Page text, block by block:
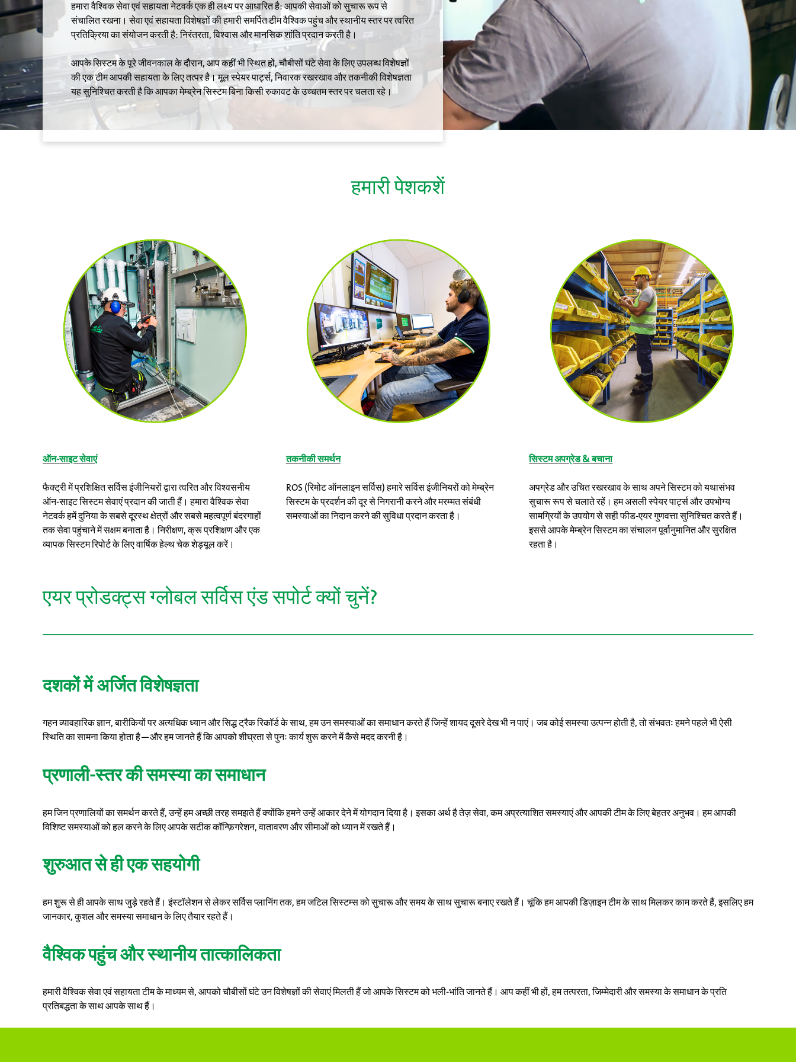
हमारा वैश्विक सेवा एवं सहायता नेटवर्क एक ही लक्ष्य पर आधारित है: आपकी सेवाओं को सुचारू रूप से
संचालित रखना। सेवा एवं सहायता विशेषज्ञों की हमारी समर्पित टीम वैश्विक पहुंच और स्थानीय स्तर पर त्वरित
प्रतिक्रिया का संयोजन करती है: निरंतरता, विश्वास और मानसिक शांति प्रदान करती है।
आपके सिस्टम के पूरे जीवनकाल के दौरान, आप कहीं भी स्थित हों, चौबीसों घंटे सेवा के लिए उपलब्ध विशेषज्ञों
की एक टीम आपकी सहायता के लिए तत्पर है। मूल स्पेयर पार्ट्स, निवारक रखरखाव और तकनीकी विशेषज्ञता
यह सुनिश्चित करती है कि आपका मेम्ब्रेन सिस्टम बिना किसी रुकावट के उच्चतम स्तर पर चलता रहे।
हमारी पेशकशें
ऑन-साइट सेवाएं
फैक्ट्री में प्रशिक्षित सर्विस इंजीनियरों द्वारा त्वरित और विश्वसनीय
ऑन-साइट सिस्टम सेवाएं प्रदान की जाती हैं। हमारा वैश्विक सेवा
नेटवर्क हमें दुनिया के सबसे दूरस्थ क्षेत्रों और सबसे महत्वपूर्ण बंदरगाहों
तक सेवा पहुंचाने में सक्षम बनाता है। निरीक्षण, क्रू प्रशिक्षण और एक
व्यापक सिस्टम रिपोर्ट के लिए वार्षिक हेल्थ चेक शेड्यूल करें।
तकनीकी समर्थन
ROS (रिमोट ऑनलाइन सर्विस) हमारे सर्विस इंजीनियरों को मेम्ब्रेन
सिस्टम के प्रदर्शन की दूर से निगरानी करने और मरम्मत संबंधी
समस्याओं का निदान करने की सुविधा प्रदान करता है।
सिस्टम अपग्रेड& बचाना
अपग्रेड और उचित रखरखाव के साथ अपने सिस्टम को यथासंभव
सुचारू रूप से चलाते रहें। हम असली स्पेयर पार्ट्स और उपभोग्य
सामग्रियों के उपयोग से सही फीड-एयर गुणवत्ता सुनिश्चित करते हैं।
इससे आपके मेम्ब्रेन सिस्टम का संचालन पूर्वानुमानित और सुरक्षित
रहता है।
एयर प्रोडक्ट्स ग्लोबल सर्विस एंड सपोर्ट क्यों चुनें?
दशकों में अर्जित विशेषज्ञता
गहन व्यावहारिक ज्ञान, बारीकियों पर अत्यधिक ध्यान और सिद्ध ट्रैक रिकॉर्ड के साथ, हम उन समस्याओं का समाधान करते हैं जिन्हें शायद दूसरे देख भी न पाएं। जब कोई समस्या उत्पन्न होती है, तो संभवतः हमने पहले भी ऐसी
स्थिति का सामना किया होता है—और हम जानते हैं कि आपको शीघ्रता से पुनः कार्य शुरू करने में कैसे मदद करनी है।
प्रणाली-स्तर की समस्या का समाधान
हम जिन प्रणालियों का समर्थन करते हैं, उन्हें हम अच्छी तरह समझते हैं क्योंकि हमने उन्हें आकार देने में योगदान दिया है। इसका अर्थ है तेज़ सेवा, कम अप्रत्याशित समस्याएं और आपकी टीम के लिए बेहतर अनुभव। हम आपकी
विशिष्ट समस्याओं को हल करने के लिए आपके सटीक कॉन्फ़िगरेशन, वातावरण और सीमाओं को ध्यान में रखते हैं।
शुरुआत से ही एक सहयोगी
हम शुरू से ही आपके साथ जुड़े रहते हैं। इंस्टॉलेशन से लेकर सर्विस प्लानिंग तक, हम जटिल सिस्टम्स को सुचारू और समय के साथ सुचारू बनाए रखते हैं। चूंकि हम आपकी डिज़ाइन टीम के साथ मिलकर काम करते हैं, इसलिए हम
जानकार, कुशल और समस्या समाधान के लिए तैयार रहते हैं।
वैश्विक पहुंच और स्थानीय तात्कालिकता
हमारी वैश्विक सेवा एवं सहायता टीम के माध्यम से, आपको चौबीसों घंटे उन विशेषज्ञों की सेवाएं मिलती हैं जो आपके सिस्टम को भली-भांति जानते हैं। आप कहीं भी हों, हम तत्परता, जिम्मेदारी और समस्या के समाधान के प्रति
प्रतिबद्धता के साथ आपके साथ हैं।